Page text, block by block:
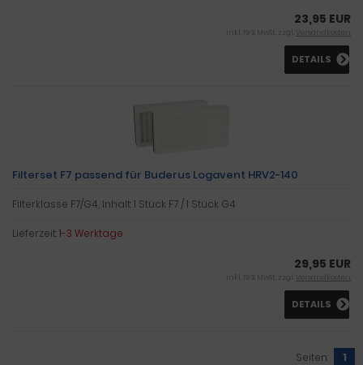
23,95 EUR
inkl. 19 % MwSt. zzgl. Versandkosten
DETAILS
Filterset F7 passend für Buderus Logavent HRV2-140
Filterklasse F7/G4, Inhalt: 1 Stück F7 / 1 Stück G4
Lieferzeit:1-3 Werktage
29,95 EUR
inkl. 19 % MwSt. zzgl. Versandkosten
DETAILS
Seiten: 1